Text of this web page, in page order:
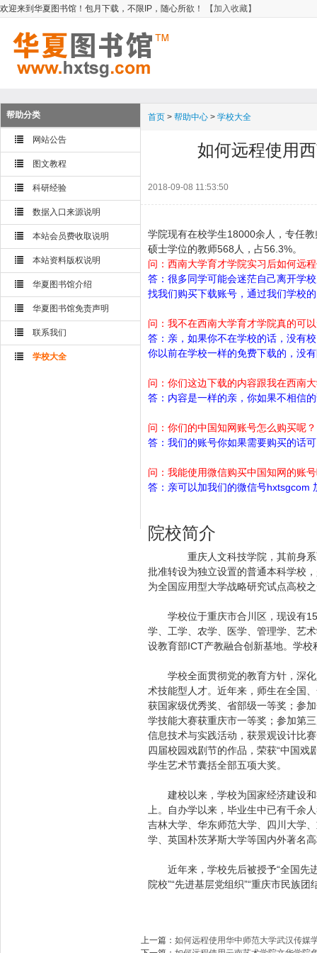
欢迎来到华夏图书馆！包月下载，不限IP，随心所欲！ 【加入收藏】
帮助分类
网站公告
图文教程
科研经验
数据入口来源说明
本站会员费收取说明
本站资料版权说明
华夏图书馆介绍
华夏图书馆免责声明
联系我们
学校大全
首页 > 帮助中心 > 学校大全
如何远程使用
2018-09-08 11:53:50
学院现有在校学生18000余人，专任
硕士学位的教师568人，占56.3%。
问：西南大学育才学院实习后如何远
答：很多同学可能会迷茫自己离开学
找我们购买下载账号，通过我们学校
问：我不在西南大学育才学院真的可
答：亲，如果你不在学校的话，没有
你以前在学校一样的免费下载的，没
问：你们这边下载的内容跟我在西南
答：内容是一样的亲，你如果不相信
问：你们的中国知网账号怎么购买呢？
答：我们的账号你如果需要购买的话
问：我能使用微信购买中国知网的账
答：亲可以加我们的微信号hxtsgcom
院校简介
重庆人文科技学院，其前身系
批准转设为独立设置的普通本科学校
为全国应用型大学战略研究试点高校
学校位于重庆市合川区，现设有15
学、工学、农学、医学、管理学、艺
设教育部ICT产教融合创新基地。学
学校全面贯彻党的教育方针，深化
术技能型人才。近年来，师生在全国
获国家级优秀奖、省部级一等奖；参
学技能大赛获重庆市一等奖；参加第
信息技术与实践活动，获景观设计比
四届校园戏剧节的作品，荣获“中国戏
学生艺术节囊括全部五项大奖。
建校以来，学校为国家经济建设和
上。自办学以来，毕业生中已有千余
吉林大学、华东师范大学、四川大学
学、英国朴茨茅斯大学等国内外著名
近年来，学校先后被授予“全国先进
院校”“先进基层党组织”“重庆市民族
上一篇： 如何远程使用华中师范大学武汉传媒